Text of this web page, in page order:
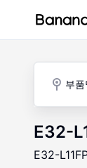
부
E32-
E32-